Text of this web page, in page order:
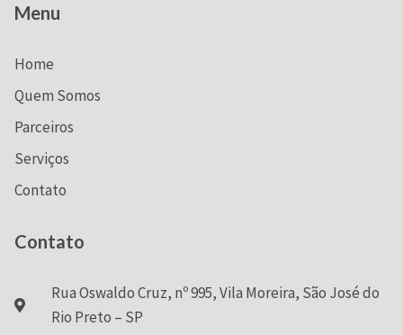
Menu
Home
Quem Somos
Parceiros
Serviços
Contato
Contato
Rua Oswaldo Cruz, nº 995, Vila Moreira, São José do
Rio Preto – SP